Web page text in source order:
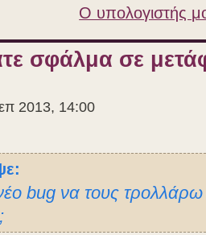
O υπολογιστής
σφάλμα σε
2013, 14:00
bug να τους